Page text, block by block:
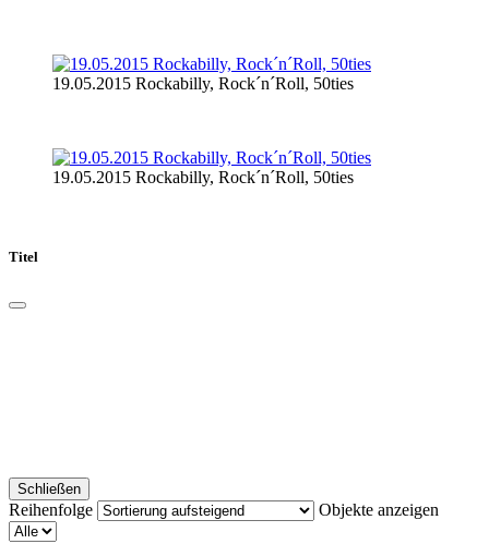
19.05.2015 Rockabilly, Rock´n´Roll, 50ties
19.05.2015 Rockabilly, Rock´n´Roll, 50ties
Titel
Schließen
Reihenfolge Objekte anzeigen